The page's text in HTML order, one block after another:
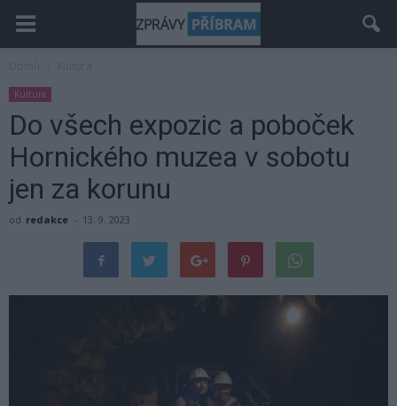
Kultura
Do všech expozic a poboček
Hornického muzea v sobotu
jen za korunu
od redakce - 13. 9. 2023